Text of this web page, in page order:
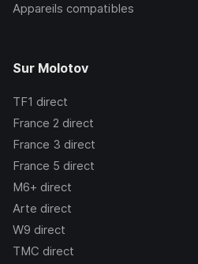
Appareils compatibles
Sur Molotov
TF1 direct
France 2 direct
France 3 direct
France 5 direct
M6+ direct
Arte direct
W9 direct
TMC direct